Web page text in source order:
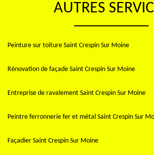
AUTRES
Peinture sur toiture Saint Crespin Sur Moine
Rénovation de façade Saint Crespin Sur Moine
Entreprise de ravalement Saint Crespin Sur Moine
Peintre ferronnerie fer et métal Saint Crespin Sur
Façadier Saint Crespin Sur Moine